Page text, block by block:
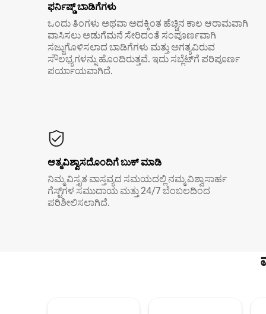
ಫರ್ನಿಷ್ಡ್ ಬಾಡಿಗೆಗಳು
ಒಂದು ತಿಂಗಳು ಅಥವಾ ಅದಕ್ಕಿಂತ ಹೆಚ್ಚಿನ ಕಾಲ ಆರಾಮವಾಗಿ
ವಾಸಿಸಲು ಅಡುಗೆಮನೆ ಸೇರಿದಂತೆ ಸಂಪೂರ್ಣವಾಗಿ
ಸಜ್ಜುಗೊಳಿಸಲಾದ ಬಾಡಿಗೆಗಳು ಮತ್ತು ಅಗತ್ಯವಿರುವ
ಸೌಲಭ್ಯಗಳನ್ನು ಹೊಂದಿರುತ್ತವೆ. ಇದು ಸಬ್ಲೆಟ್‌ಗೆ ಪರಿಪೂರ್ಣ
ಪರ್ಯಾಯವಾಗಿದೆ.
ಆತ್ಮವಿಶ್ವಾಸದೊಂದಿಗೆ ಬುಕ್ ಮಾಡಿ
ನಿಮ್ಮ ವಿಸ್ತೃತ ವಾಸ್ತವ್ಯದ ಸಮಯದಲ್ಲಿ ನಮ್ಮ ವಿಶ್ವಾಸಾರ್ಹ
ಗೆಸ್ಟ್‌ಗಳ ಸಮುದಾಯ ಮತ್ತು 24/7 ಬೆಂಬಲದಿಂದ
ಪರಿಶೀಲಿಸಲಾಗಿದೆ.